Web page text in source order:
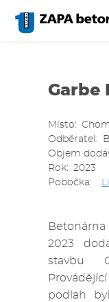
hlavnímu
Garbe
Místo
Odběratel
Objem
Rok
2023
Pobočka
2023
stavbu
podlah